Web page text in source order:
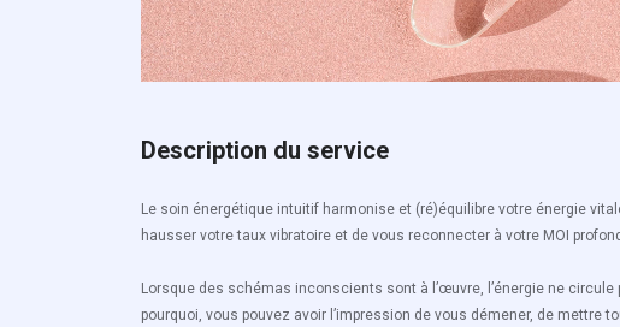
Description du service
Le soin énergétique intuitif harmonise et (ré)équilibre votre énergie
hausser votre taux vibratoire et de vous reconnecter à votre MOI
Lorsque des schémas inconscients sont à l’œuvre, l’énergie ne circule
pourquoi, vous pouvez avoir l’impression de vous démener, de mettre